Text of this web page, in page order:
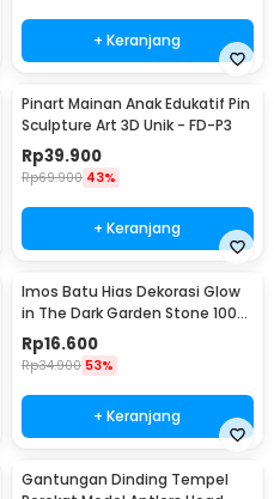
+ Keranjang
Pinart Mainan Anak Edukatif Pin
Sculpture Art 3D Unik - FD-P3
Rp39.900
Rp69.900 43%
+ Keranjang
Imos Batu Hias Dekorasi Glow
in The Dark Garden Stone 100
PCS - HC0043
Rp16.600
Rp34.900 53%
+ Keranjang
Gantungan Dinding Tempel